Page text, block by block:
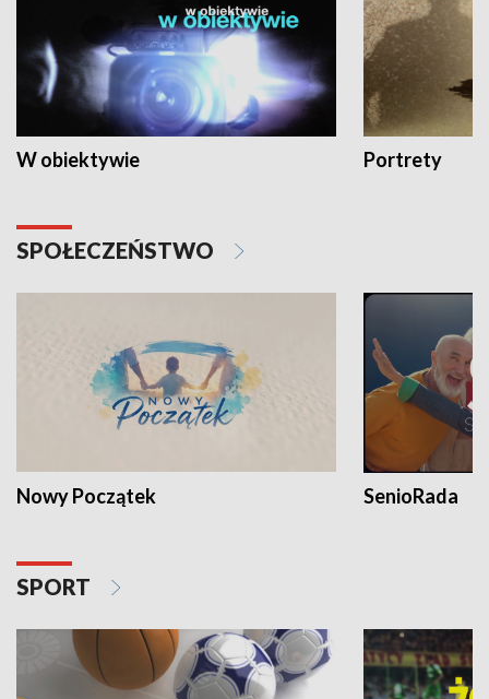
W obiektywie Portrety
SPOŁECZEŃSTWO
Nowy Początek SenioRada
SPORT